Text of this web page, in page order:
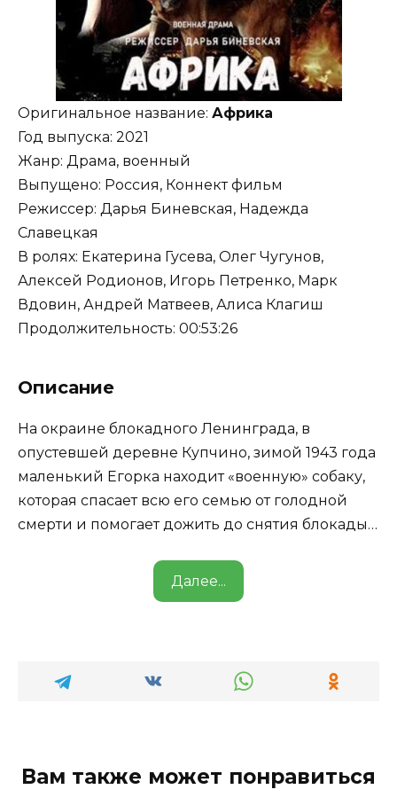
Оригинальное название: Африка
Год выпуска: 2021
Жанр: Драма, военный
Выпущено: Россия, Коннект фильм
Режиссер: Дарья Биневская, Надежда
Славецкая
В ролях: Екатерина Гусева, Олег Чугунов,
Алексей Родионов, Игорь Петренко, Марк
Вдовин, Андрей Матвеев, Алиса Клагиш
Продолжительность: 00:53:26
Описание
На окраине блокадного Ленинграда, в
опустевшей деревне Купчино, зимой 1943 года
маленький Егорка находит «военную» собаку,
которая спасает всю его семью от голодной
смерти и помогает дожить до снятия блокады…
Далее...
Вам также может понравиться